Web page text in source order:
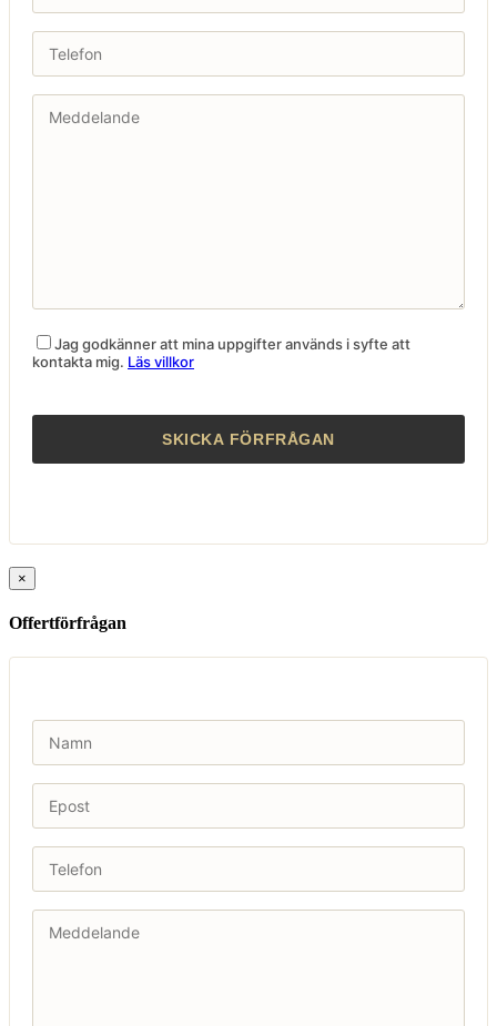
Jag godkänner att mina uppgifter används i syfte att
kontakta mig. Läs villkor
×
Offertförfrågan